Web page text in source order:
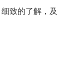
致的了解，及